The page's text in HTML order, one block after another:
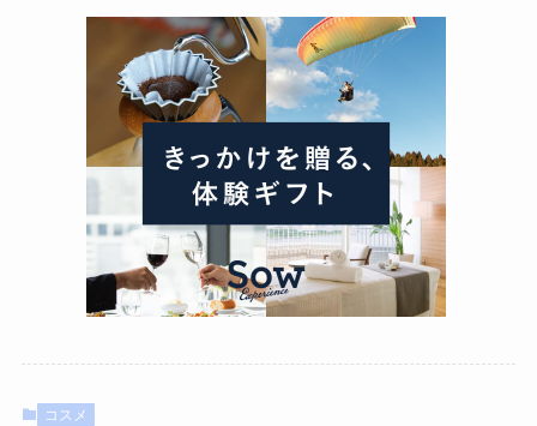
コスメ